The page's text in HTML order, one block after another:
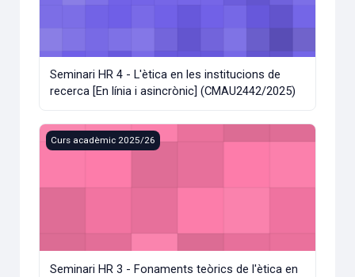
Seminari HR 4 - L'ètica en les institucions de
recerca [En línia i asincrònic] (CMAU2442/2025)
Seminari HR 3 - Fonaments teòrics de l'ètica en la recerca
Curs acadèmic 2025/26
Seminari HR 3 - Fonaments teòrics de l'ètica en